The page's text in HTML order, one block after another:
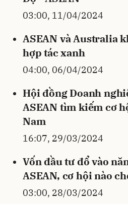
03:00, 11/04/2024
ASEAN và Australia
hợp tác xanh
04:00, 06/04/2024
Hội đồng Doanh
ASEAN tìm kiếm cơ
Nam
16:07, 29/03/2024
Vốn đầu tư đổ vào
ASEAN, cơ hội nào
03:00, 28/03/2024